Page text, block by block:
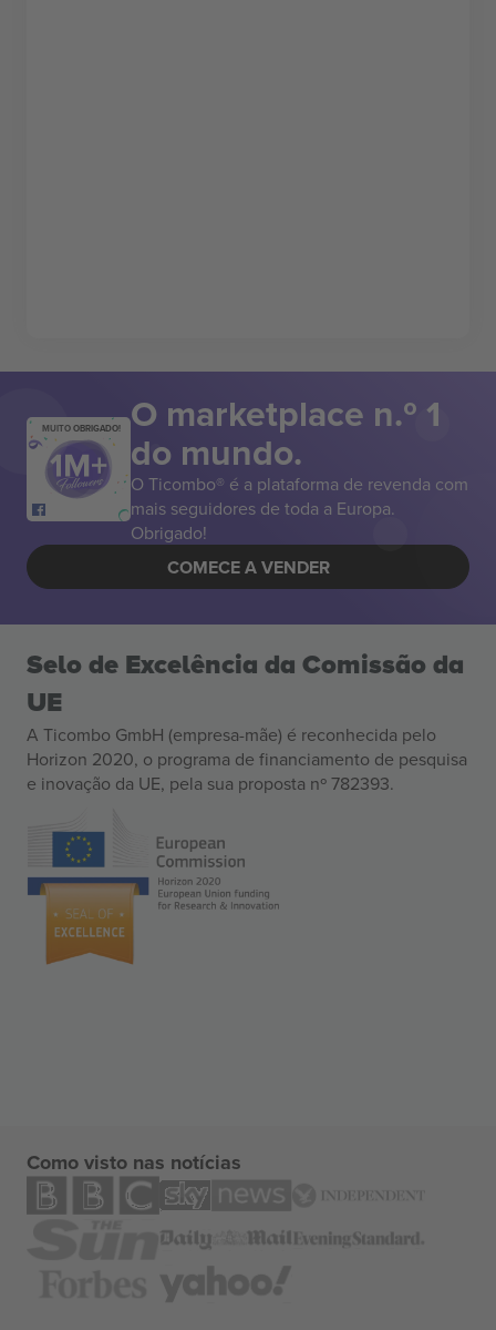
MUITO OBRIGADO! O marketplace n.º 1
do mundo.
O Ticombo® é a plataforma de revenda com
mais seguidores de toda a Europa.
Obrigado!
COMECE A VENDER
Selo de Excelência da Comissão da
UE
A Ticombo GmbH (empresa-mãe) é reconhecida pelo
Horizon 2020, o programa de financiamento de pesquisa
e inovação da UE, pela sua proposta nº 782393.
Como visto nas notícias